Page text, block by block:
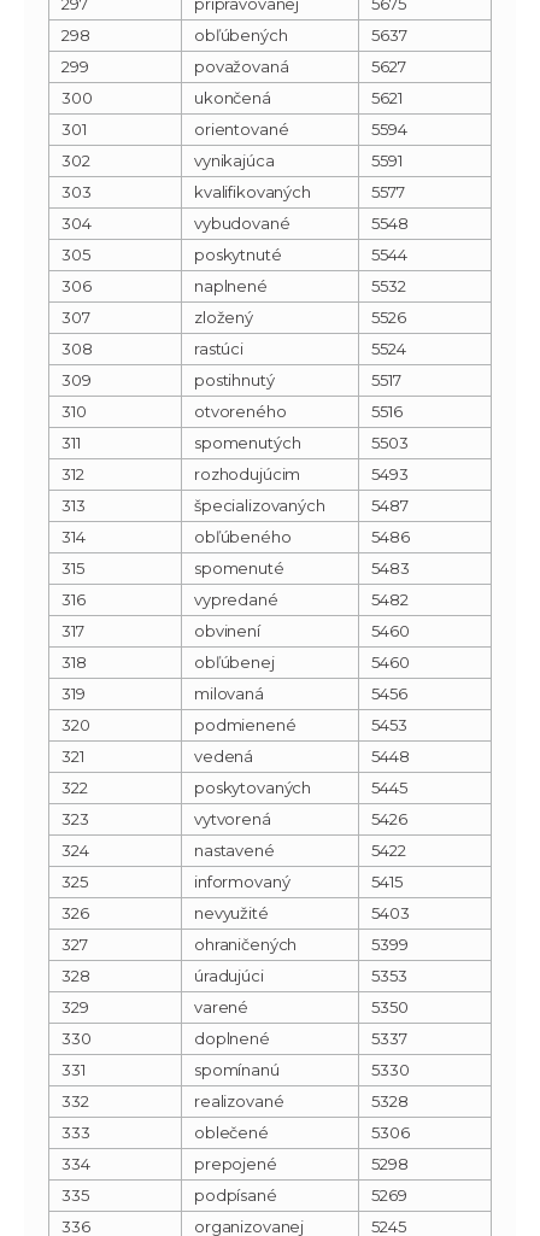
298
obľúbených
5637
299
považovaná
5627
300
ukončená
5621
301
orientované
5594
302
vynikajúca
5591
303
kvalifikovaných
5577
304
vybudované
5548
305
poskytnuté
5544
306
naplnené
5532
307
zložený
5526
308
rastúci
5524
309
postihnutý
5517
310
otvoreného
5516
311
spomenutých
5503
312
rozhodujúcim
5493
313
špecializovaných
5487
314
obľúbeného
5486
315
spomenuté
5483
316
vypredané
5482
317
obvinení
5460
318
obľúbenej
5460
319
milovaná
5456
320
podmienené
5453
321
vedená
5448
322
poskytovaných
5445
323
vytvorená
5426
324
nastavené
5422
325
informovaný
5415
326
nevyužité
5403
327
ohraničených
5399
328
úradujúci
5353
329
varené
5350
330
doplnené
5337
331
spomínanú
5330
332
realizované
5328
333
oblečené
5306
334
prepojené
5298
335
podpísané
5269
336
organizovanej
5245